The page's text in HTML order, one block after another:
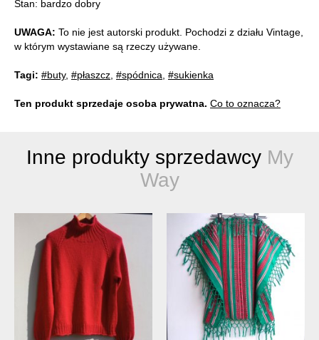
Stan: bardzo dobry
UWAGA: To nie jest autorski produkt. Pochodzi z działu Vintage,
w którym wystawiane są rzeczy używane.
Tagi: #buty, #płaszcz #spódnica #sukienka
Ten produkt sprzedaje osoba prywatna. Co to oznacza?
Inne produkty sprzedawcy My
Way